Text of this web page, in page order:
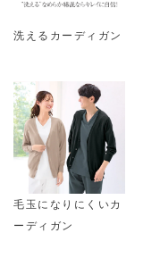
洗えるカーディガン
毛玉になりにくいカ
ーディガン